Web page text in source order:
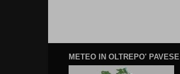
METEO IN OLTREPO' PAVESE